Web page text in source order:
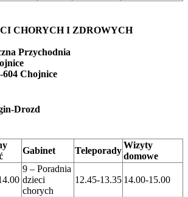
CHORYCH I ZDROWYCH
Przychodnia
604 Chojnice
Drozd
Gabinet Teleporady
Wizyty
domowe
9 – Poradnia
dzieci
chorych
12.45-13.35 14.00-15.00